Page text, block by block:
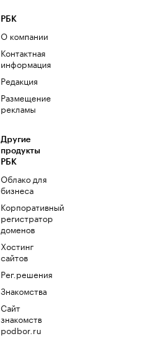
РБК
О компании
Контактная
информация
Редакция
Размещение
рекламы
Другие
продукты
РБК
Облако для
бизнеса
Корпоративный
регистратор
доменов
Хостинг
сайтов
Рег.решения
Знакомства
Сайт
знакомств
podbor.ru